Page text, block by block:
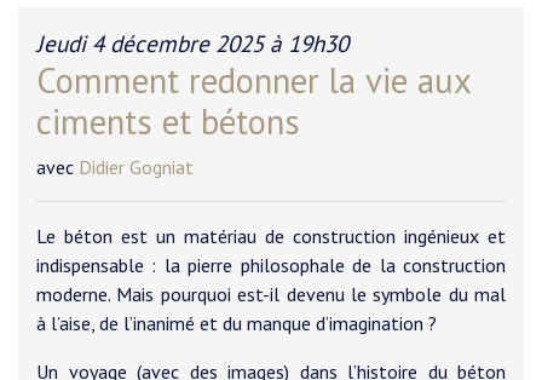
Jeudi 4 décembre 2025 à 19h30
Comment redonner la vie aux
ciments et bétons
avec Didier Gogniat
Le béton est un matériau de construction ingénieux et
indispensable : la pierre philosophale de la construction
moderne. Mais pourquoi est-il devenu le symbole du mal
à l’aise, de l’inanimé et du manque d’imagination ?
Un voyage (avec des images) dans l’histoire du béton